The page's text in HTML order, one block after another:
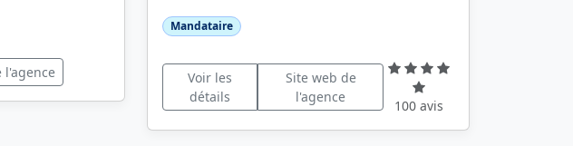
l'agence
Mandataire
Voir les
détails
Site web de
l'agence
100 avis